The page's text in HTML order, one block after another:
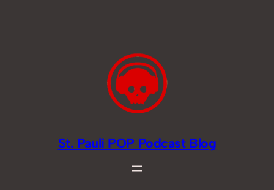
St. Pauli POP Podcast Blog